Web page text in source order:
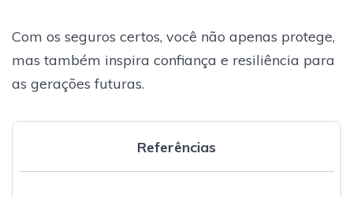
Com os seguros certos, você não apenas protege,
mas também inspira confiança e resiliência para
as gerações futuras.
Referências